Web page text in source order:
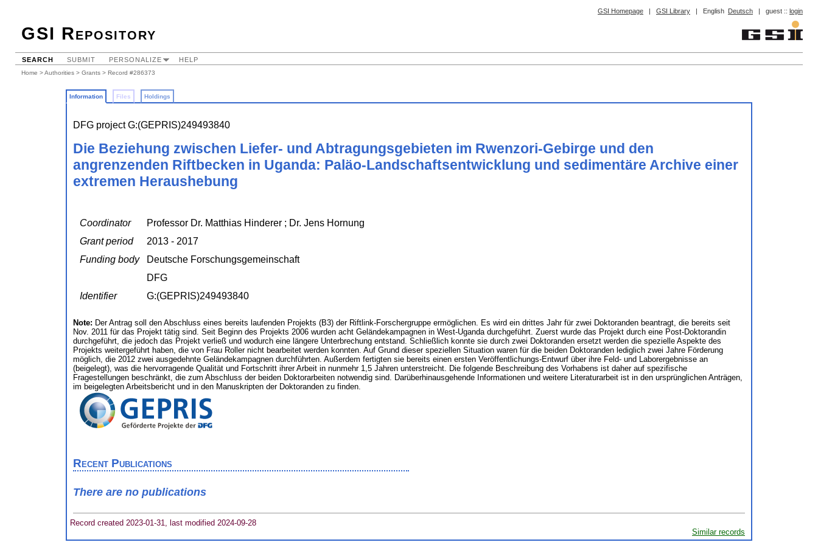
GSI Homepage | GSI Library | English Deutsch | guest :: login
GSI Repository
SEARCH SUBMIT PERSONALIZE HELP
Home >Authorities > Grants > Record #286373
Information Files Holdings
DFG project G:(GEPRIS)249493840
Die Beziehung zwischen Liefer- und Abtragungsgebieten im Rwenzori-Gebirge und den
angrenzenden Riftbecken in Uganda: Paläo-Landschaftsentwicklung und sedimentäre Archive einer
extremen Heraushebung
Coordinator
Professor Dr. Matthias Hinderer ; Dr. Jens Hornung
Grant period
2013 - 2017
Funding body
Deutsche Forschungsgemeinschaft
DFG
Identifier
G:(GEPRIS)249493840
Note: Der Antrag soll den Abschluss eines bereits laufenden Projekts (B3) der Riftlink-Forschergruppe ermöglichen. Es wird ein drittes Jahr für zwei Doktoranden beantragt, die bereits seit
Nov. 2011 für das Projekt tätig sind. Seit Beginn des Projekts 2006 wurden acht Geländekampagnen in West-Uganda durchgeführt. Zuerst wurde das Projekt durch eine Post-Doktorandin
durchgeführt, die jedoch das Projekt verließ und wodurch eine längere Unterbrechung entstand. Schließlich konnte sie durch zwei Doktoranden ersetzt werden die spezielle Aspekte des
Projekts weitergeführt haben, die von Frau Roller nicht bearbeitet werden konnten. Auf Grund dieser speziellen Situation waren für die beiden Doktoranden lediglich zwei Jahre Förderung
möglich, die 2012 zwei ausgedehnte Geländekampagnen durchführten. Außerdem fertigten sie bereits einen ersten Veröffentlichungs-Entwurf über ihre Feld- und Laborergebnisse an
(beigelegt), was die hervorragende Qualität und Fortschritt ihrer Arbeit in nunmehr 1,5 Jahren unterstreicht. Die folgende Beschreibung des Vorhabens ist daher auf spezifische
Fragestellungen beschränkt, die zum Abschluss der beiden Doktorarbeiten notwendig sind. Darüberhinausgehende Informationen und weitere Literaturarbeit ist in den ursprünglichen Anträgen,
im beigelegten Arbeitsbericht und in den Manuskripten der Doktoranden zu finden.
Recent Publications
There are no publications
Record created 2023-01-31, last modified 2024-09-28
Similar records